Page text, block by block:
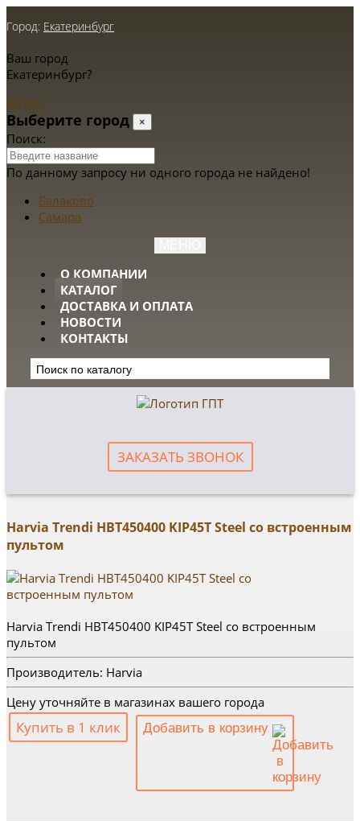
Город: Екатеринбург
Ваш город
Екатеринбург?
Да Нет
Выберите город ×
Поиск:
По данному запросу ни одного города не найдено!
Балаково
Самара
О КОМПАНИИ
КАТАЛОГ
ДОСТАВКА И ОПЛАТА
НОВОСТИ
КОНТАКТЫ
ЗАКАЗАТЬ ЗВОНОК
Harvia Trendi HBT450400 KIP45T Steel со встроенным
пультом
Harvia Trendi HBT450400 KIP45T Steel со встроенным
пультом
Производитель: Harvia
Цену уточняйте в магазинах вашего города
Купить в 1 клик Добавить в корзину